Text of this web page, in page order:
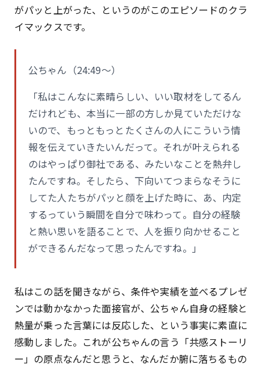
がパッと上がった、というのがこのエピソードのクラ
イマックスです。
公ちゃん（24:49〜）
「私はこんなに素晴らしい、いい取材をしてるん
だけれども、本当に一部の方しか見ていただけな
いので、もっともっとたくさんの人にこういう情
報を伝えていきたいんだって。それが叶えられる
のはやっぱり御社である、みたいなことを熱弁し
たんですね。そしたら、下向いてつまらなそうに
してた人たちがパッと顔を上げた時に、あ、内定
するっていう瞬間を自分で味わって。自分の経験
と熱い思いを語ることで、人を振り向かせること
ができるんだなって思ったんですね。」
私はこの話を聞きながら、条件や実績を並べるプレゼ
ンでは動かなかった面接官が、公ちゃん自身の経験と
熱量が乗った言葉には反応した、という事実に素直に
感動しました。これが公ちゃんの言う「共感ストーリ
ー」の原点なんだと思うと、なんだか腑に落ちるもの